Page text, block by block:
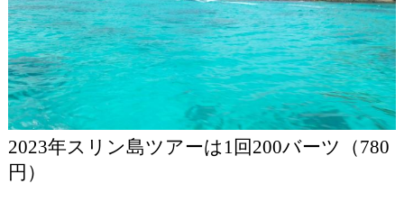
2023年スリン島ツアーは1回200バーツ（780
円）